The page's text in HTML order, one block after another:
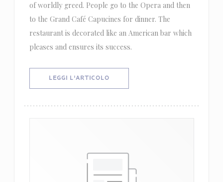
of worldly greed. People go to the Opera and then
to the Grand Café Capucines for dinner. The
restaurant is decorated like an American bar which
pleases and ensures its success.
LEGGI L'ARTICOLO((APRE UNA NUOVA FINESTRA))